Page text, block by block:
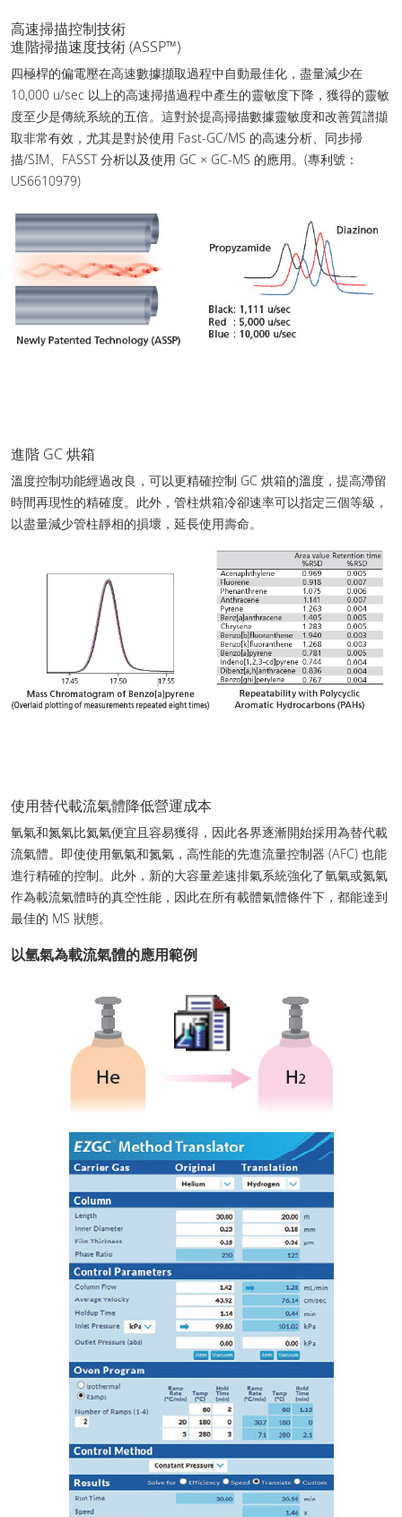
高速掃描控制技術
進階掃描速度技術 (ASSP™)
四極桿的偏電壓在高速數據擷取過程中自動最佳化，盡量減少在
10,000 u/sec 以上的高速掃描過程中產生的靈敏度下降，獲得的靈敏
度至少是傳統系統的五倍。這對於提高掃描數據靈敏度和改善質譜擷
取非常有效，尤其是對於使用 Fast-GC/MS 的高速分析、同步掃
描/SIM、FASST 分析以及使用 GC × GC-MS 的應用。(專利號：
US6610979)
進階 GC 烘箱
溫度控制功能經過改良，可以更精確控制 GC 烘箱的溫度，提高滯留
時間再現性的精確度。此外，管柱烘箱冷卻速率可以指定三個等級，
以盡量減少管柱靜相的損壞，延長使用壽命。
使用替代載流氣體降低營運成本
氫氣和氮氣比氦氣便宜且容易獲得，因此各界逐漸開始採用為替代載
流氣體。即使使用氫氣和氮氣，高性能的先進流量控制器 (AFC) 也能
進行精確的控制。此外，新的大容量差速排氣系統強化了氫氣或氮氣
作為載流氣體時的真空性能，因此在所有載體氣體條件下，都能達到
最佳的 MS 狀態。
以氫氣為載流氣體的應用範例